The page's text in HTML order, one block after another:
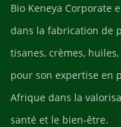
Bio Keneya Corporate
dans la fabrication de
tisanes, crèmes,
pour son expertise en
Afrique dans la
santé et le bien-être.